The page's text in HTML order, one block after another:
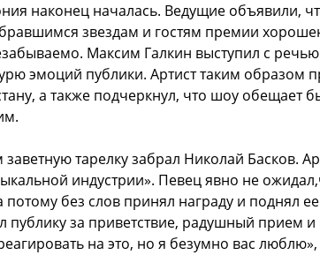
наконец началась. Ведущие объявили,
звездам и гостям премии
Максим Галкин выступил с
эмоций публики. Артист таким образом
а также подчеркнул, что шоу обещает
тарелку забрал Николай Басков.
индустрии». Певец явно не
без слов принял награду и поднял
публику за приветствие, радушный прием
на это, но я безумно вас